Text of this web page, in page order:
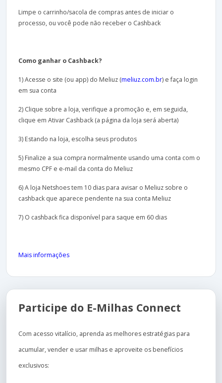
Limpe o carrinho/sacola de compras antes de iniciar o
processo, ou você pode não receber o Cashback
Como ganhar o Cashback?
1) Acesse o site (ou app) do Meliuz (meliuz.com.br) e faça login
em sua conta
2) Clique sobre a loja, verifique a promoção e, em seguida,
clique em Ativar Cashback (a página da loja será aberta)
3) Estando na loja, escolha seus produtos
5) Finalize a sua compra normalmente usando uma conta com o
mesmo CPF e e-mail da conta do Meliuz
6) A loja Netshoes tem 10 dias para avisar o Meliuz sobre o
cashback que aparece pendente na sua conta Meliuz
7) O cashback fica disponível para saque em 60 dias
Mais informações
Participe do E-Milhas Connect
Com acesso vitalício, aprenda as melhores estratégias para
acumular, vender e usar milhas e aproveite os benefícios
exclusivos: